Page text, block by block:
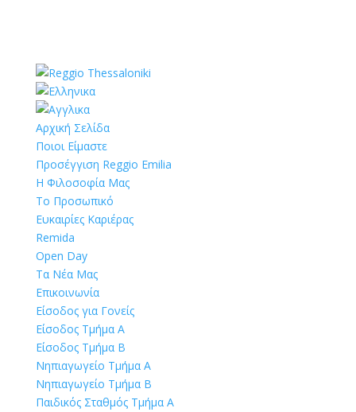
Αρχική Σελίδα
Ποιοι Είμαστε
Προσέγγιση Reggio Emilia
Η Φιλοσοφία Μας
Το Προσωπικό
Ευκαιρίες Καριέρας
Remida
Open Day
Τα Νέα Μας
Επικοινωνία
Είσοδος για Γονείς
Είσοδος Τμήμα Α
Είσοδος Τμήμα Β
Νηπιαγωγείο Τμήμα Α
Νηπιαγωγείο Τμήμα Β
Παιδικός Σταθμός Τμήμα Α